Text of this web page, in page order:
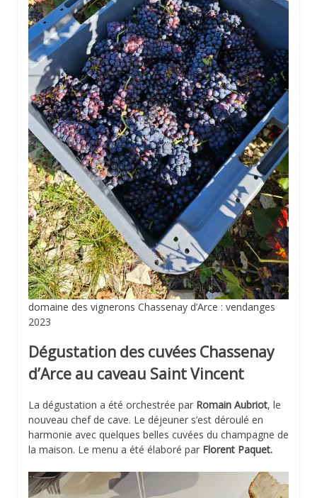
domaine des vignerons Chassenay d’Arce : vendanges
2023
Dégustation des cuvées Chassenay
d’Arce au caveau Saint Vincent
La dégustation a été orchestrée par Romain Aubriot, le
nouveau chef de cave. Le déjeuner s’est déroulé en
harmonie avec quelques belles cuvées du champagne de
la maison. Le menu a été élaboré par Florent Paquet.